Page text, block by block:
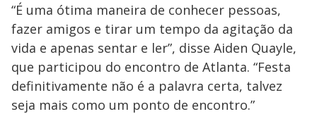
“É uma ótima maneira de conhecer pessoas,
fazer amigos e tirar um tempo da agitação da
vida e apenas sentar e ler”, disse Aiden Quayle,
que participou do encontro de Atlanta. “Festa
definitivamente não é a palavra certa, talvez
seja mais como um ponto de encontro.”